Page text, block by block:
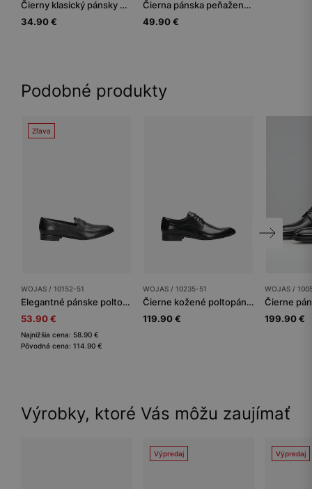
Čierny klasický pánsky opasok z pravej kože
34.90 €
Čierna pánska peňaženka z hladkej kože
49.90 €
Podobné produkty
Zľava
WOJAS / 10152-51
Elegantné pánske poltopánky z kvalitnej čiernej kože
53.90 €
Najnižšia cena: 58.90 €
Pôvodná cena: 114.90 €
WOJAS / 10235-51
Čierne kožené poltopánky typu derby
119.90 €
WOJAS /
199.90 €
Výrobky, ktoré Vás môžu zaujímať
Výpredaj Výpredaj